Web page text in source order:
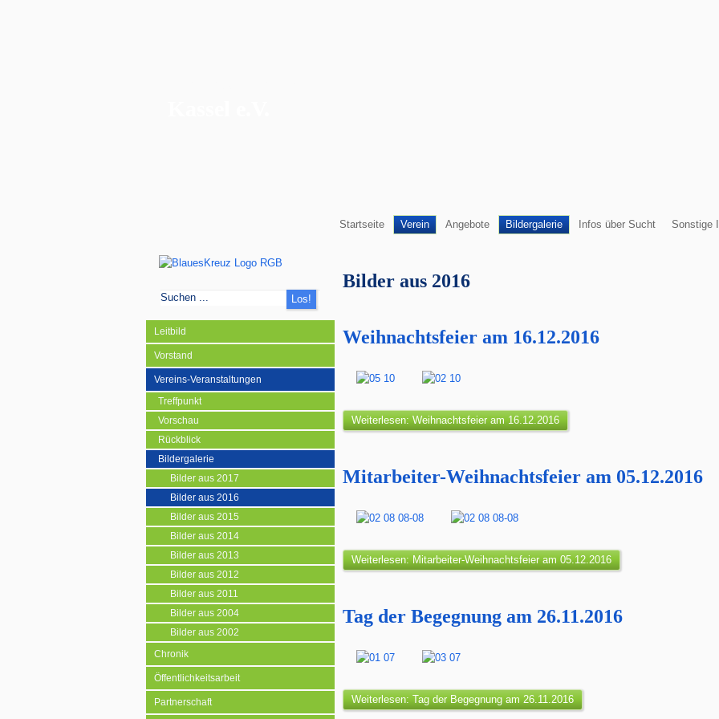
Startseite Verein Angebote Bildergalerie Infos über Sucht Sonstige
Leitbild
Vorstand
Vereins-Veranstaltungen
Treffpunkt
Vorschau
Rückblick
Bildergalerie
Bilder aus 2017
Bilder aus 2016
Bilder aus 2015
Bilder aus 2014
Bilder aus 2013
Bilder aus 2012
Bilder aus 2011
Bilder aus 2004
Bilder aus 2002
Chronik
Öffentlichkeitsarbeit
Partnerschaft
Bilder aus 2016
Weihnachtsfeier am 16.12.2016
Weiterlesen: Weihnachtsfeier am 16.12.2016
Mitarbeiter-Weihnachtsfeier am 05.12.2016
Weiterlesen: Mitarbeiter-Weihnachtsfeier am 05.12.2016
Tag der Begegnung am 26.11.2016
Weiterlesen: Tag der Begegnung am 26.11.2016